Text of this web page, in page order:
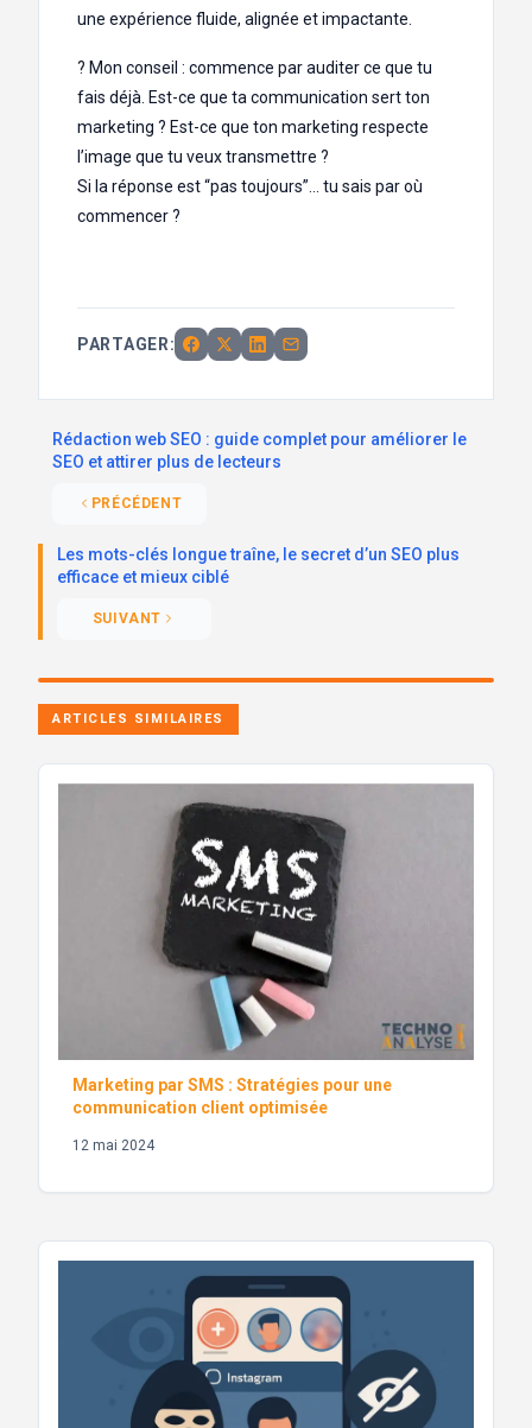
une expérience fluide, alignée et impactante.
? Mon conseil : commence par auditer ce que tu
fais déjà. Est-ce que ta communication sert ton
marketing ? Est-ce que ton marketing respecte
l’image que tu veux transmettre ?
Si la réponse est “pas toujours”… tu sais par où
commencer ?
PARTAGER:
Rédaction web SEO : guide complet pour améliorer le
SEO et attirer plus de lecteurs
PRÉCÉDENT
Les mots-clés longue traîne, le secret d’un SEO plus
efficace et mieux ciblé
SUIVANT
ARTICLES SIMILAIRES
Marketing par SMS : Stratégies pour une
communication client optimisée
12 mai 2024